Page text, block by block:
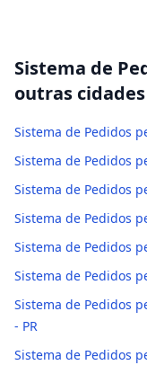
Sistema de
outras cidades
Sistema de Pedidos
Sistema de Pedidos
Sistema de Pedidos
Sistema de Pedidos
Sistema de Pedidos
Sistema de Pedidos
Sistema de Pedidos
- PR
Sistema de Pedidos